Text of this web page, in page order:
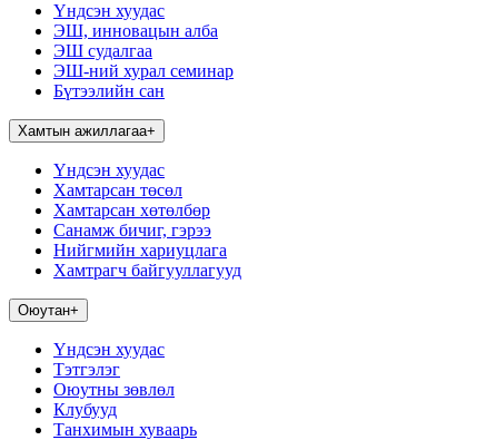
Үндсэн хуудас
ЭШ, инновацын алба
ЭШ судалгаа
ЭШ-ний хурал семинар
Бүтээлийн сан
Хамтын ажиллагаа+
Үндсэн хуудас
Хамтарсан төсөл
Хамтарсан хөтөлбөр
Санамж бичиг, гэрээ
Нийгмийн хариуцлага
Хамтрагч байгууллагууд
Оюутан+
Үндсэн хуудас
Тэтгэлэг
Оюутны зөвлөл
Клубууд
Танхимын хуваарь